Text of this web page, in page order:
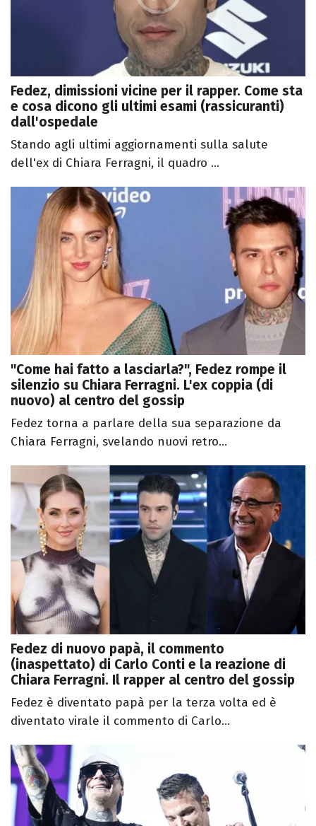
Fedez, dimissioni vicine per il rapper. Come sta
e cosa dicono gli ultimi esami (rassicuranti)
dall'ospedale
Stando agli ultimi aggiornamenti sulla salute
dell'ex di Chiara Ferragni, il quadro ...
"Come hai fatto a lasciarla?", Fedez rompe il
silenzio su Chiara Ferragni. L'ex coppia (di
nuovo) al centro del gossip
Fedez torna a parlare della sua separazione da
Chiara Ferragni, svelando nuovi retro...
Fedez di nuovo papà, il commento
(inaspettato) di Carlo Conti e la reazione di
Chiara Ferragni. Il rapper al centro del gossip
Fedez è diventato papà per la terza volta ed è
diventato virale il commento di Carlo...